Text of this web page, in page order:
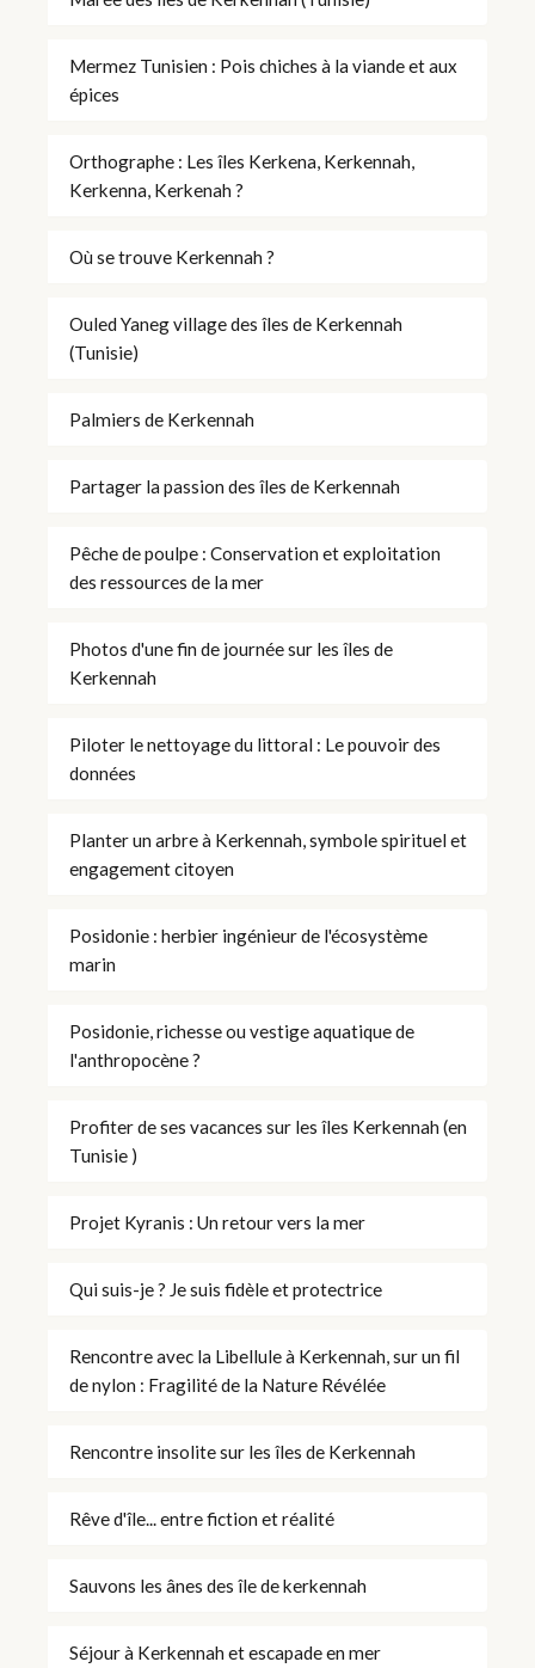
Mermez Tunisien : Pois chiches à la viande et aux
épices
Orthographe : Les îles Kerkena, Kerkennah,
Kerkenna, Kerkenah ?
Où se trouve Kerkennah ?
Ouled Yaneg village des îles de Kerkennah
(Tunisie)
Palmiers de Kerkennah
Partager la passion des îles de Kerkennah
Pêche de poulpe : Conservation et exploitation
des ressources de la mer
Photos d'une fin de journée sur les îles de
Kerkennah
Piloter le nettoyage du littoral : Le pouvoir des
données
Planter un arbre à Kerkennah, symbole spirituel et
engagement citoyen
Posidonie : herbier ingénieur de l'écosystème
marin
Posidonie, richesse ou vestige aquatique de
l'anthropocène ?
Profiter de ses vacances sur les îles Kerkennah (en
Tunisie )
Projet Kyranis : Un retour vers la mer
Qui suis-je ? Je suis fidèle et protectrice
Rencontre avec la Libellule à Kerkennah, sur un fil
de nylon : Fragilité de la Nature Révélée
Rencontre insolite sur les îles de Kerkennah
Rêve d'île... entre fiction et réalité
Sauvons les ânes des île de kerkennah
Séjour à Kerkennah et escapade en mer